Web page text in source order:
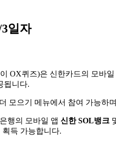
일자
OX퀴즈)은 신한카드의 모바일
됩니다.
모으기 메뉴에서 참여 가능하
행의 모바일 앱 신한 SOL뱅크
획득 가능합니다.